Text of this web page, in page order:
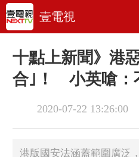
壹電視
十點上新聞》港
合｣！ 小英嗆：
2020-07-22 13:26:00
港版國安法涵蓋範圍廣泛